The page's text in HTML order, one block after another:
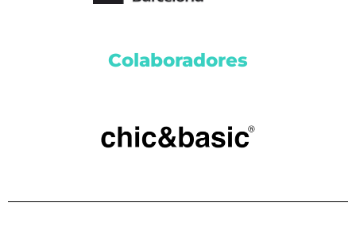
Colaboradores